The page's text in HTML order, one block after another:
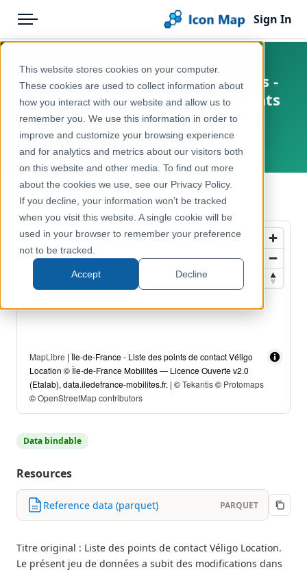
This website stores cookies on your computer.
These cookies are used to collect information about
how you interact with our website and allow us to
remember you. We use this information in order to
improve and customize your browsing experience
and for analytics and metrics about our visitors both
on this website and other media. To find out more
about the cookies we use, see our Privacy Policy.
If you decline, your information won’t be tracked
when you visit this website. A single cookie will be
used in your browser to remember your preference
not to be tracked.
Accept Decline
Menu
Pricing
Solutions
Blog
Help & Support
Portal
Sign In
Products
Icon Map Catalog
Europe
Transport, Mobility & Infrastructure
France - Ile de France Mobilities -
Véligo Bike Rental Contact Points
(Points de contact Véligo)
France, Île-de-France
← Back to Catalog
MapLibre | Île-de-France - Liste des points de contact Véligo
Location © Île-de-France Mobilités — Licence Ouverte v2.0
(Etalab), data.iledefrance-mobilites.fr. | ©Tekantis© Protomaps
©OpenStreetMap contributors
Data bindable
Resources
Reference data (parquet) PARQUET
Titre original : Liste des points de contact Véligo Location.
Le présent jeu de données a subit des modifications dans